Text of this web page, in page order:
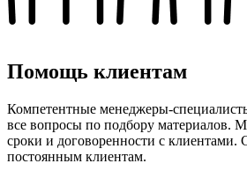
Помощь клиентам
Компетентные менеджеры-
все вопросы по подбору материалов.
сроки и договоренности с клиентами.
постоянным клиентам.